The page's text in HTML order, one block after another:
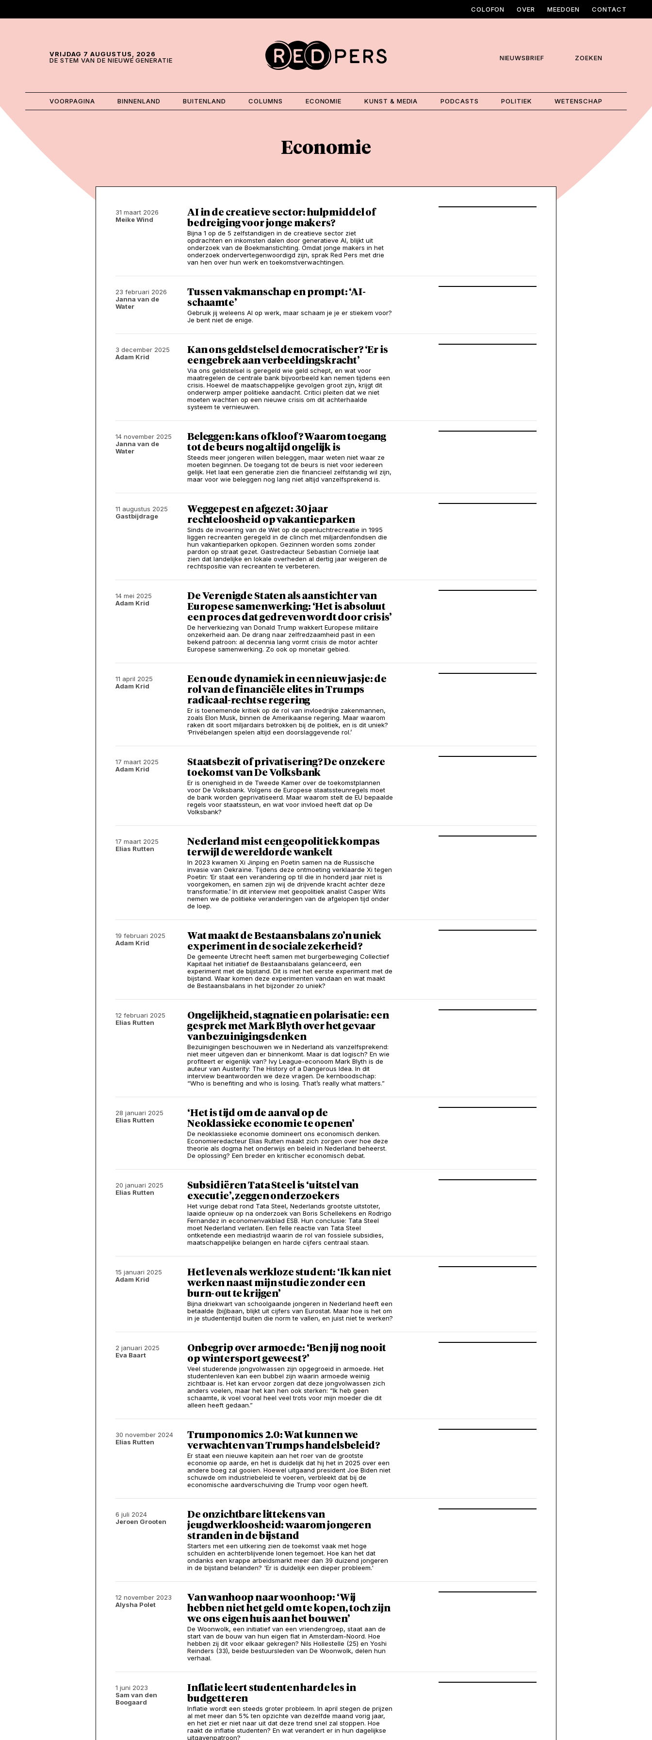
COLOFON OVER MEEDOEN CONTACT
VRIJDAG 7 AUGUSTUS, 2026
DE STEM VAN DE NIEUWE GENERATIE
NIEUWSBRIEF ZOEKEN
VOORPAGINA BINNENLAND BUITENLAND COLUMNS ECONOMIE KUNST & MEDIA PODCASTS POLITIEK WETENSCHAP
Economie
31 maart 2026
Meike Wind
AI in de creatieve sector: hulpmiddel of
bedreiging voor jonge makers?
Bijna 1 op de 5 zelfstandigen in de creatieve sector ziet
opdrachten en inkomsten dalen door generatieve AI, blijkt uit
onderzoek van de Boekmanstichting. Omdat jonge makers in het
onderzoek ondervertegenwoordigd zijn, sprak Red Pers met drie
van hen over hun werk en toekomstverwachtingen.
23 februari 2026
Janna van de
Water
Tussen vakmanschap en prompt: ‘AI-
schaamte’
Gebruik jij weleens AI op werk, maar schaam je je er stiekem voor?
Je bent niet de enige.
3 december 2025
Adam Krid
Kan ons geldstelsel democratischer? ‘Er is
een gebrek aan verbeeldingskracht’
Via ons geldstelsel is geregeld wie geld schept, en wat voor
maatregelen de centrale bank bijvoorbeeld kan nemen tijdens een
crisis. Hoewel de maatschappelijke gevolgen groot zijn, krijgt dit
onderwerp amper politieke aandacht. Critici pleiten dat we niet
moeten wachten op een nieuwe crisis om dit achterhaalde
systeem te vernieuwen.
14 november 2025
Janna van de
Water
Beleggen: kans of kloof? Waarom toegang
tot de beurs nog altijd ongelijk is
Steeds meer jongeren willen beleggen, maar weten niet waar ze
moeten beginnen. De toegang tot de beurs is niet voor iedereen
gelijk. Het laat een generatie zien die financieel zelfstandig wil zijn,
maar voor wie beleggen nog lang niet altijd vanzelfsprekend is.
11 augustus 2025
Gastbijdrage
Weggepest en afgezet: 30 jaar
rechteloosheid op vakantieparken
Sinds de invoering van de Wet op de openluchtrecreatie in 1995
liggen recreanten geregeld in de clinch met miljardenfondsen die
hun vakantieparken opkopen. Gezinnen worden soms zonder
pardon op straat gezet. Gastredacteur Sebastian Cornielje laat
zien dat landelijke en lokale overheden al dertig jaar weigeren de
rechtspositie van recreanten te verbeteren.
14 mei 2025
Adam Krid
De Verenigde Staten als aanstichter van
Europese samenwerking: ‘Het is absoluut
een proces dat gedreven wordt door crisis’
De herverkiezing van Donald Trump wakkert Europese militaire
onzekerheid aan. De drang naar zelfredzaamheid past in een
bekend patroon: al decennia lang vormt crisis de motor achter
Europese samenwerking. Zo ook op monetair gebied.
11 april 2025
Adam Krid
Een oude dynamiek in een nieuw jasje: de
rol van de financiële elites in Trumps
radicaal-rechtse regering
Er is toenemende kritiek op de rol van invloedrijke zakenmannen,
zoals Elon Musk, binnen de Amerikaanse regering. Maar waarom
raken dit soort miljardairs betrokken bij de politiek, en is dit uniek?
‘Privébelangen spelen altijd een doorslaggevende rol.’
17 maart 2025
Adam Krid
Staatsbezit of privatisering? De onzekere
toekomst van De Volksbank
Er is onenigheid in de Tweede Kamer over de toekomstplannen
voor De Volksbank. Volgens de Europese staatssteunregels moet
de bank worden geprivatiseerd. Maar waarom stelt de EU bepaalde
regels voor staatssteun, en wat voor invloed heeft dat op De
Volksbank?
17 maart 2025
Elias Rutten
Nederland mist een geopolitiek kompas
terwijl de wereldorde wankelt
In 2023 kwamen Xi Jinping en Poetin samen na de Russische
invasie van Oekraïne. Tijdens deze ontmoeting verklaarde Xi tegen
Poetin: ‘Er staat een verandering op til die in honderd jaar niet is
voorgekomen, en samen zijn wij de drijvende kracht achter deze
transformatie.’ In dit interview met geopolitiek analist Casper Wits
nemen we de politieke veranderingen van de afgelopen tijd onder
de loep.
19 februari 2025
Adam Krid
Wat maakt de Bestaansbalans zo’n uniek
experiment in de sociale zekerheid?
De gemeente Utrecht heeft samen met burgerbeweging Collectief
Kapitaal het initiatief de Bestaansbalans gelanceerd, een
experiment met de bijstand. Dit is niet het eerste experiment met de
bijstand. Waar komen deze experimenten vandaan en wat maakt
de Bestaansbalans in het bijzonder zo uniek?
12 februari 2025
Elias Rutten
Ongelijkheid, stagnatie en polarisatie: een
gesprek met Mark Blyth over het gevaar
van bezuinigingsdenken
Bezuinigingen beschouwen we in Nederland als vanzelfsprekend:
niet meer uitgeven dan er binnenkomt. Maar is dat logisch? En wie
profiteert er eigenlijk van? Ivy League-econoom Mark Blyth is de
auteur van Austerity: The History of a Dangerous Idea. In dit
interview beantwoorden we deze vragen. De kernboodschap:
“Who is benefiting and who is losing. That’s really what matters.”
28 januari 2025
Elias Rutten
‘Het is tijd om de aanval op de
Neoklassieke economie te openen’
De neoklassieke economie domineert ons economisch denken.
Economieredacteur Elias Rutten maakt zich zorgen over hoe deze
theorie als dogma het onderwijs en beleid in Nederland beheerst.
De oplossing? Een breder en kritischer economisch debat.
20 januari 2025
Elias Rutten
Subsidiëren Tata Steel is ‘uitstel van
executie’, zeggen onderzoekers
Het vurige debat rond Tata Steel, Nederlands grootste uitstoter,
laaide opnieuw op na onderzoek van Boris Schellekens en Rodrigo
Fernandez in economenvakblad ESB. Hun conclusie: Tata Steel
moet Nederland verlaten. Een felle reactie van Tata Steel
ontketende een mediastrijd waarin de rol van fossiele subsidies,
maatschappelijke belangen en harde cijfers centraal staan.
15 januari 2025
Adam Krid
Het leven als werkloze student: ‘Ik kan niet
werken naast mijn studie zonder een
burn-out te krijgen’
Bijna driekwart van schoolgaande jongeren in Nederland heeft een
betaalde (bij)baan, blijkt uit cijfers van Eurostat. Maar hoe is het om
in je studententijd buiten die norm te vallen, en juist niet te werken?
2 januari 2025
Eva Baart
Onbegrip over armoede: ‘Ben jij nog nooit
op wintersport geweest?’
Veel studerende jongvolwassen zijn opgegroeid in armoede. Het
studentenleven kan een bubbel zijn waarin armoede weinig
zichtbaar is. Het kan ervoor zorgen dat deze jongvolwassen zich
anders voelen, maar het kan hen ook sterken: “Ik heb geen
schaamte, ik voel vooral heel veel trots voor mijn moeder die dit
alleen heeft gedaan.”
30 november 2024
Elias Rutten
Trumponomics 2.0: Wat kunnen we
verwachten van Trumps handelsbeleid?
Er staat een nieuwe kapitein aan het roer van de grootste
economie op aarde, en het is duidelijk dat hij het in 2025 over een
andere boeg zal gooien. Hoewel uitgaand president Joe Biden niet
schuwde om industriebeleid te voeren, verbleekt dat bij de
economische aardverschuiving die Trump voor ogen heeft.
6 juli 2024
Jeroen Grooten
De onzichtbare littekens van
jeugdwerkloosheid: waarom jongeren
stranden in de bijstand
Starters met een uitkering zien de toekomst vaak met hoge
schulden en achterblijvende lonen tegemoet. Hoe kan het dat
ondanks een krappe arbeidsmarkt meer dan 39 duizend jongeren
in de bijstand belanden? 'Er is duidelijk een dieper probleem.'
12 november 2023
Alysha Polet
Van wanhoop naar woonhoop: ‘Wij
hebben niet het geld om te kopen, toch zijn
we ons eigen huis aan het bouwen’
De Woonwolk, een initiatief van een vriendengroep, staat aan de
start van de bouw van hun eigen flat in Amsterdam-Noord. Hoe
hebben zij dit voor elkaar gekregen? Nils Hollestelle (25) en Yoshi
Reinders (33), beide bestuursleden van De Woonwolk, delen hun
verhaal.
1 juni 2023
Sam van den
Boogaard
Inflatie leert studenten harde les in
budgetteren
Inflatie wordt een steeds groter probleem. In april stegen de prijzen
al met meer dan 5% ten opzichte van dezelfde maand vorig jaar,
en het ziet er niet naar uit dat deze trend snel zal stoppen. Hoe
raakt de inflatie studenten? En wat verandert er in hun dagelijkse
uitgavenpatroon?